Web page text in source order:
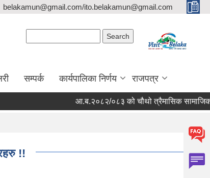
belakamun@gmail.com/ito.belakamun@gmail.com
सम्पर्क कार्यपालिका निर्णय राजपत्र
आ.ब.२०८२/०८३ को चौथो त्रैमासिक सामाजिक सुरक्षा
!!